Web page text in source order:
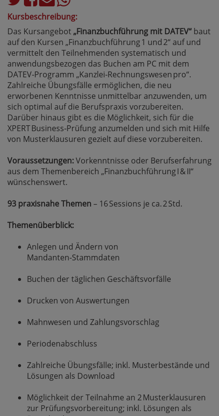
Kursbeschreibung:
Das Kursangebot„Finanzbuchführung mit DATEV“ baut
auf den Kursen „Finanzbuchführung 1 und 2“ auf und
vermittelt den Teilnehmenden systematisch und
anwendungsbezogen das Buchen am PC mit dem
DATEV‑Programm „Kanzlei‑Rechnungswesen pro“.
Zahlreiche Übungsfälle ermöglichen, die neu
erworbenen Kenntnisse unmittelbar anzuwenden, um
sich optimal auf die Berufspraxis vorzubereiten.
Darüber hinaus gibt es die Möglichkeit, sich für die
XPERT Business‑Prüfung anzumelden und sich mit Hilfe
von Musterklausuren gezielt auf diese vorzubereiten.
Voraussetzungen:Vorkenntnisse oder Berufserfahrung
aus dem Themenbereich „Finanzbuchführung I & II“
wünschenswert.
93 praxisnahe Themen – 16 Sessions je ca. 2 Std.
Themenüberblick:
Anlegen und Ändern von
Mandanten‑Stammdaten
Buchen der täglichen Geschäftsvorfälle
Drucken von Auswertungen
Mahnwesen und Zahlungsvorschlag
Periodenabschluss
Zahlreiche Übungsfälle; inkl. Musterbestände und
Lösungen als Download
Möglichkeit der Teilnahme an 2 Musterklausuren
zur Prüfungsvorbereitung; inkl. Lösungen als